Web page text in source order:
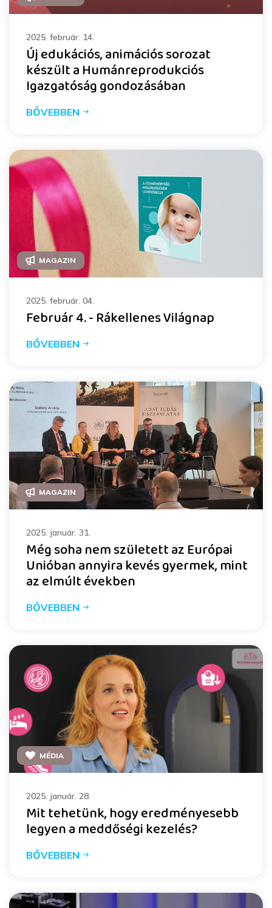
2025. február. 14.
Új edukációs, animációs sorozat
készült a Humánreprodukciós
Igazgatóság gondozásában
BŐVEBBEN
MAGAZIN
2025. február. 04.
Február 4. - Rákellenes Világnap
BŐVEBBEN
MAGAZIN
2025. január. 31.
Még soha nem született az Európai
Unióban annyira kevés gyermek, mint
az elmúlt években
BŐVEBBEN
MÉDIA
2025. január. 28.
Mit tehetünk, hogy eredményesebb
legyen a meddőségi kezelés?
BŐVEBBEN